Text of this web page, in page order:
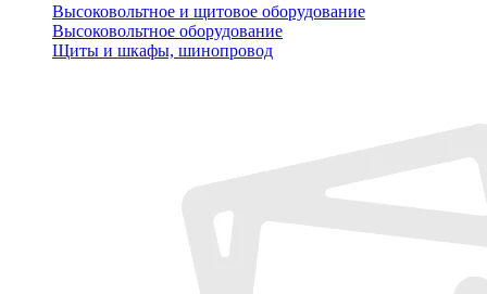
Высоковольтное и щитовое оборудование
Высоковольтное оборудование
Щиты и шкафы, шинопровод